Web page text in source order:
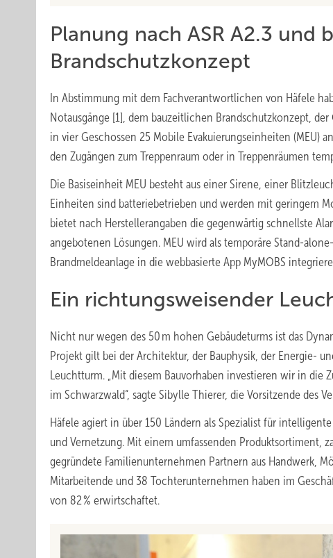
Planung nach ASR A2.3 und
Brandschutzkonzept
In Abstimmung mit dem Fachverantwortlichen von Häfele
Notausgänge [1], dem bauzeitlichen Brandschutzkonzept,
in vier Geschossen 25 Mobile Evakuierungseinheiten (MEU)
den Zugängen zum Treppenraum oder in Treppenräumen
Die Basiseinheit MEU besteht aus einer Sirene, einer
Einheiten sind batteriebetrieben und werden mit geringem
bietet nach Herstellerangaben die gegenwärtig schnellste
angebotenen Lösungen. MEU wird als temporäre Stand-
Brandmeldeanlage in die webbasierte App MyMOBS
Ein richtungsweisender
Nicht nur wegen des 50 m hohen Gebäudeturms ist das
Projekt gilt bei der Architektur, der Bauphysik, der Energie-
Leuchtturm. „Mit diesem Bauvorhaben investieren wir in die
im Schwarzwald“, sagte Sibylle Thierer, die Vorsitzende des
Häfele agiert in über 150 Ländern als Spezialist für
und Vernetzung. Mit einem umfassenden Produktsortiment,
gegründete Familienunternehmen Partnern aus Handwerk,
Mitarbeitende und 38 Tochterunternehmen haben im
von 82 % erwirtschaftet.